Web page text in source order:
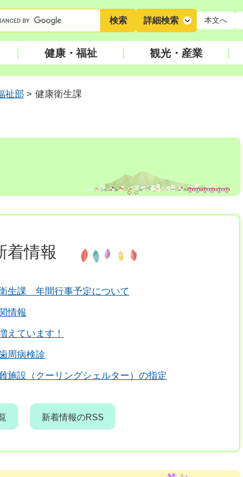
詳細検索 本文へ
健康・福祉 観光・産業
祉部 > 健康衛生課
着情報
生課 年間行事予定について
情報
えています！
周病検診
施設（クーリングシェルター）の指定
新着情報のRSS